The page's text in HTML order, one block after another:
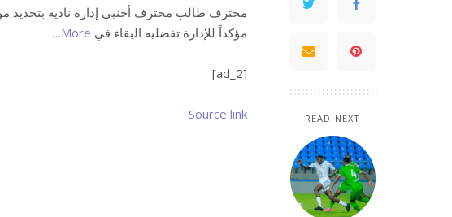
READ NEXT
محترف طالب محترف أجنبي إدارة ناديه بتحديد
مؤكداً للإدارة تفضليه البقاء في More…
[ad_2]
Source link